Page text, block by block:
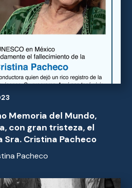
Memoria del Mundo,
con gran tristeza, el
Cristina Pacheco
Pacheco